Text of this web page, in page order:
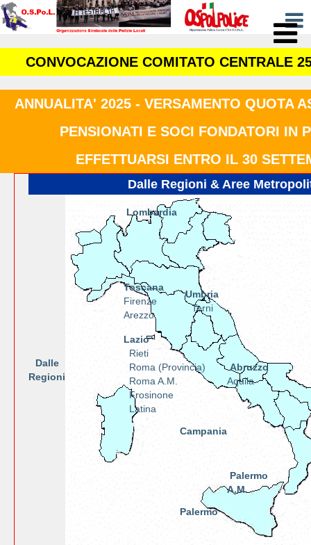
CONVOCAZIONE COMITATO CENTRALE
ANNUALITA' 2025 - VERSAMENTO QUOTA
PENSIONATI E SOCI FONDATORI IN
EFFETTUARSI ENTRO IL 30
Dalle Regioni & Aree
Dalle
Regioni
Lombardia
Toscana
Firenze
Arezzo
Umbria
Terni
Lazio
Rieti
Roma (Provincia)
Roma A.M.
Frosinone
Latina
Abruzzo
Aquila
Campania
Palermo
A.M.
Palermo